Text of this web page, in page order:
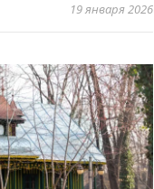
19 января 2026